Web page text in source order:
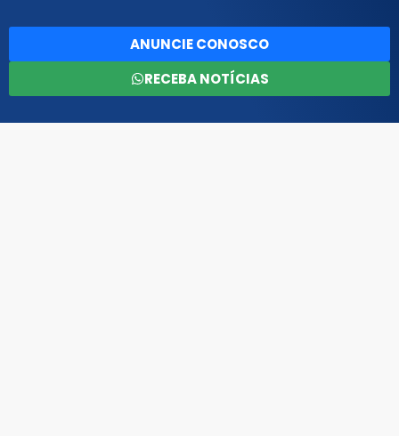
ANUNCIE CONOSCO
RECEBA NOTÍCIAS